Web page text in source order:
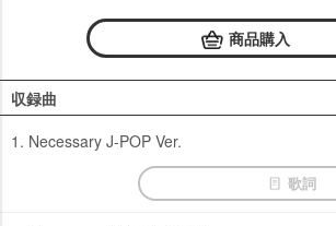
商品購入
収録曲
1. Necessary J-POP Ver.
歌詞